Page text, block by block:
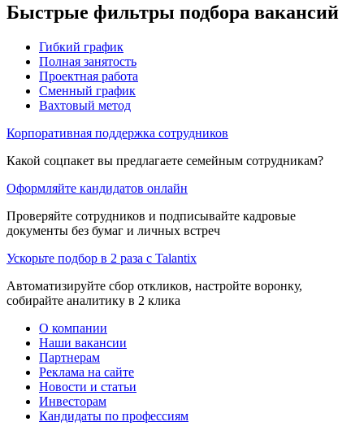
Быстрые фильтры подбора вакансий
Гибкий график
Полная занятость
Проектная работа
Сменный график
Вахтовый метод
Корпоративная поддержка сотрудников
Какой соцпакет вы предлагаете семейным сотрудникам?
Оформляйте кандидатов онлайн
Проверяйте сотрудников и подписывайте кадровые
документы без бумаг и личных встреч
Ускорьте подбор в 2 раза с Talantix
Автоматизируйте сбор откликов, настройте воронку,
собирайте аналитику в 2 клика
О компании
Наши вакансии
Партнерам
Реклама на сайте
Новости и статьи
Инвесторам
Кандидаты по профессиям